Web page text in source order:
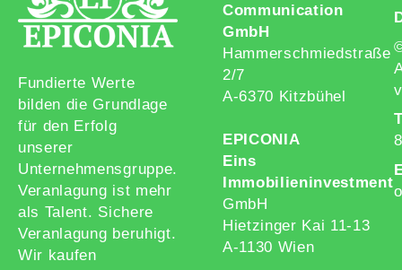
Fundierte Werte
bilden die Grundlage
für den Erfolg
unserer
Unternehmensgruppe.
Veranlagung ist mehr
als Talent. Sichere
Veranlagung beruhigt.
Wir kaufen
Communication
GmbH
Hammerschmiedstraße
2/7
A-6370 Kitzbühel
EPICONIA
Eins
Immobilieninvestment
GmbH
Hietzinger Kai 11-13
A-1130 Wien